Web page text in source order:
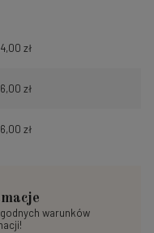
zł
zł
zł
warunków